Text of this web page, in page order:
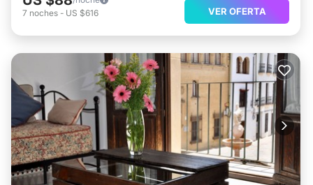
7 noches - US $616 VER OFERTA